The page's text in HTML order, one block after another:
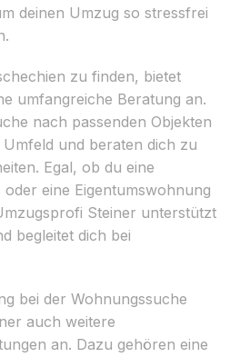
deinen Umzug so stressfrei
zu finden, bietet
umfangreiche Beratung an.
nach passenden Objekten
und beraten dich zu
Egal, ob du eine
eine Eigentumswohnung
Steiner unterstützt
begleitet dich bei
bei der Wohnungssuche
auch weitere
an. Dazu gehören eine